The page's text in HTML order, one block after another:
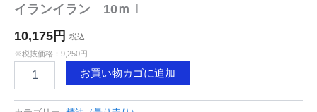
イランイラン 10ｍｌ
10,175円 税込
※税抜価格：9,250円
お買い物カゴに追加